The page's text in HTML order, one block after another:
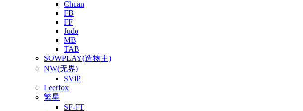
Chuan
FB
FF
Judo
MB
TAB
SOWPLAY(造物主)
NW(无界)
SVIP
Leerfox
繁星
SF-FT